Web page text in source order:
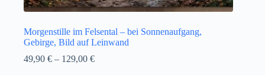
Morgenstille im Felsental – bei Sonnenaufgang,
Gebirge, Bild auf Leinwand
49,90 € – 129,00 €